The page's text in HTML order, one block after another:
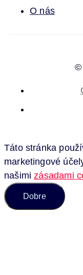
O nás
©
Táto stránka
marketingové
našimizásadami
Dobre